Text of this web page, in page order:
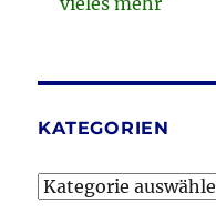
KATEGORIEN
Kategorien